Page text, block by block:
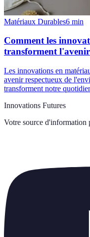
Matériaux Durables6 min
Comment les
transforment l'avenir
Les innovations en
avenir respectueux de
transforment notre
Innovations Futures
Votre source d'information